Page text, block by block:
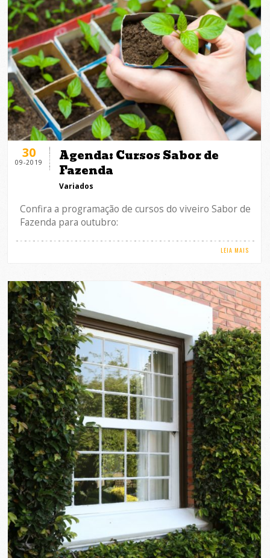
30
09-2019
Agenda: Cursos Sabor de
Fazenda
Variados
Confira a programação de cursos do viveiro Sabor de
Fazenda para outubro:
LEIA MAIS